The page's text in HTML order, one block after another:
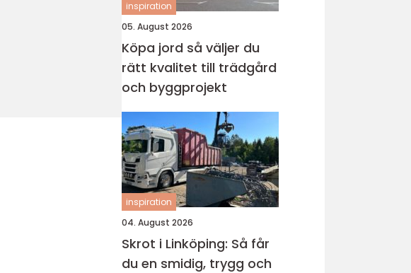
inspiration
05. August 2026
Köpa jord så väljer du
rätt kvalitet till trädgård
och byggprojekt
inspiration
04. August 2026
Skrot i Linköping: Så får
du en smidig, trygg och